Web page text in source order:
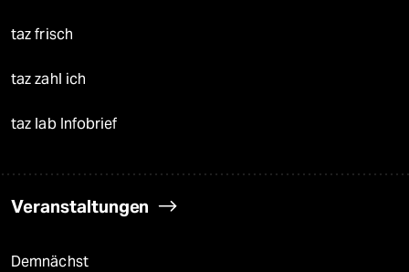
taz frisch
taz zahl ich
taz lab Infobrief
Veranstaltungen
Demnächst